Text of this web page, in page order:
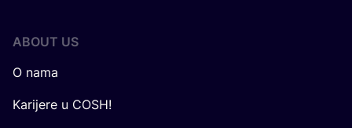
ABOUT US
O nama
Karijere u COSH!